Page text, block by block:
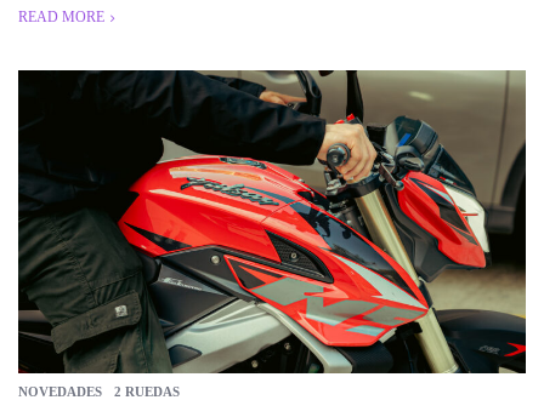
READ MORE
NOVEDADES 2 RUEDAS